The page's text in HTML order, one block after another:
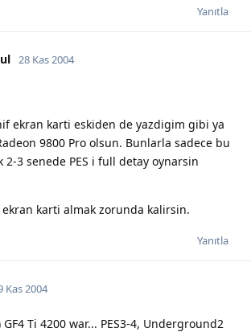
Yanıtla
28 Kas 2004
ekran karti eskiden de yazdigim gibi ya
9800 Pro olsun. Bunlarla sadece bu
2-3 senede PES i full detay oynarsin
ekran karti almak zorunda kalirsin.
Yanıtla
Kas 2004
Ti 4200 war... PES3-4, Underground2